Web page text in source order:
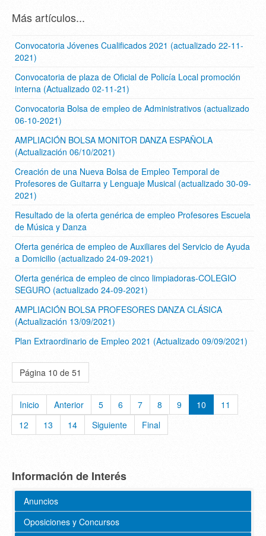
Más artículos...
Convocatoria Jóvenes Cualificados 2021 (actualizado 22-11-
2021)
Convocatoria de plaza de Oficial de Policía Local promoción
interna (Actualizado 02-11-21)
Convocatoria Bolsa de empleo de Administrativos (actualizado
06-10-2021)
AMPLIACIÓN BOLSA MONITOR DANZA ESPAÑOLA
(Actualización 06/10/2021)
Creación de una Nueva Bolsa de Empleo Temporal de
Profesores de Guitarra y Lenguaje Musical (actualizado 30-09-
2021)
Resultado de la oferta genérica de empleo Profesores Escuela
de Música y Danza
Oferta genérica de empleo de Auxiliares del Servicio de Ayuda
a Domicilio (actualizado 24-09-2021)
Oferta genérica de empleo de cinco limpiadoras-COLEGIO
SEGURO (actualizado 24-09-2021)
AMPLIACIÓN BOLSA PROFESORES DANZA CLÁSICA
(Actualización 13/09/2021)
Plan Extraordinario de Empleo 2021 (Actualizado 09/09/2021)
Página 10 de 51
Inicio Anterior 5 6 7 8 9 10
11
12
13 14 Siguiente Final
Información de Interés
Anuncios
Oposiciones y Concursos